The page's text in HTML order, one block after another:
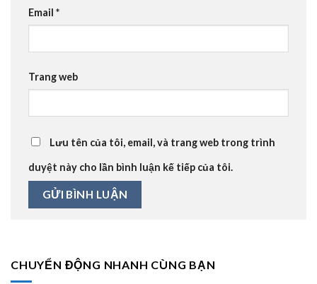
Email *
Trang web
Lưu tên của tôi, email, và trang web trong trình
duyệt này cho lần bình luận kế tiếp của tôi.
CHUYỂN ĐỘNG NHANH CÙNG BẠN